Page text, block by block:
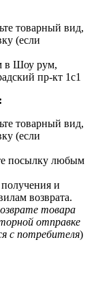
товарный вид,
(если
в Шоу рум,
пр-кт 1с1
товарный вид,
(если
посылку любым
и
возврата.
товара
отправке
с потребителя)